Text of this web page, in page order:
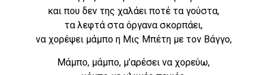
και που δεν της χαλάει ποτέ τα γούστα,
τα λεφτά στα όργανα σκορπάει,
να χορέψει μάμπο η Μις Μπέτη με τον Βάγγο,
Μάμπο, μάμπο, μ’αρέσει να χορεύω,